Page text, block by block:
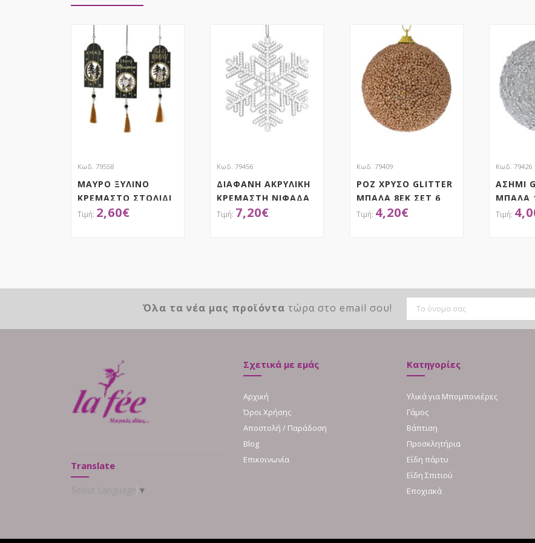
Κωδ. 79558
ΜΑΥΡΟ ΞΥΛΙΝΟ
ΚΡΕΜΑΣΤΟ ΣΤΟΛΙΔΙ
ΤΑΜΠΕΛΑ ΜΕ
2,60€
Κωδ. 79456
ΔΙΑΦΑΝΗ ΑΚΡΥΛΙΚΗ
ΚΡΕΜΑΣΤΗ ΝΙΦΑΔΑ
ΣΕΤ 6 12ΕΚ
7,20€
Κωδ. 79409
ΡΟΖ ΧΡΥΣΟ GLITTER
ΜΠΑΛΑ 8ΕΚ ΣΕΤ 6
4,20€
Κωδ. 79426
ΑΣΗΜΙ
ΜΠΑΛΑ
Όλα τα νέα μας προϊόντα τώρα στο email σου!
Translate
▼
Σχετικά με εμάς
Αρχική
Όροι Χρήσης
Αποστολή / Παράδοση
Blog
Επικοινωνία
Κατηγορίες
Υλικά για Μπομπονιέρες
Γάμος
Βάπτιση
Προσκλητήρια
Είδη πάρτυ
Είδη Σπιτιού
Εποχιακά